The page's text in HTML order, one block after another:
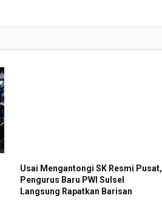
Usai Mengantongi SK Resmi Pusat,
Pengurus Baru PWI Sulsel
Langsung Rapatkan Barisan